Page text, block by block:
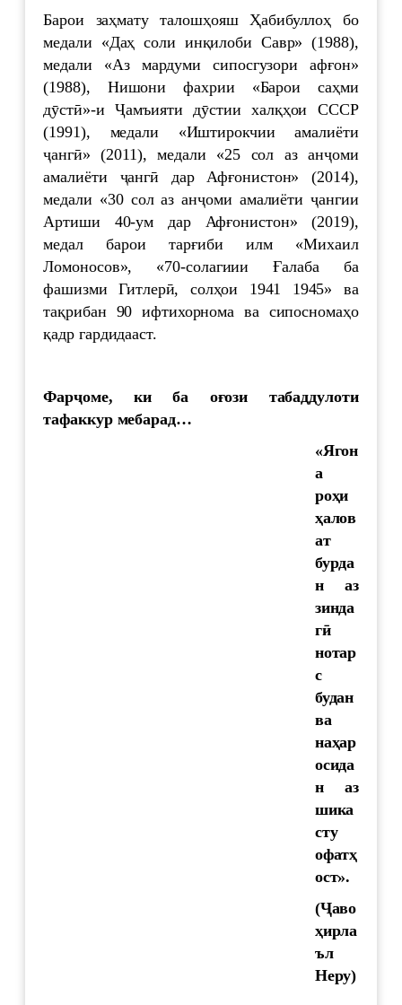
Барои заҳмату талошҳояш Ҳабибуллоҳ бо
медали «Даҳ соли инқилоби Савр» (1988),
медали «Аз мардуми сипосгузори афғон»
(1988), Нишони фахрии «Барои саҳми
дӯстӣ»-и Ҷамъияти дӯстии халқҳои СССР
(1991), медали «Иштирокчии амалиёти
ҷангӣ» (2011), медали «25 сол аз анҷоми
амалиёти ҷангӣ дар Афғонистон» (2014),
медали «30 сол аз анҷоми амалиёти ҷангии
Артиши 40-ум дар Афғонистон» (2019),
медал барои тарғиби илм «Михаил
Ломоносов», «70-солагиии Ғалаба ба
фашизми Гитлерӣ, солҳои 1941 1945» ва
тақрибан 90 ифтихорнома ва сипосномаҳо
қадр гардидааст.
Фарҷоме, ки ба оғози табаддулоти
тафаккур мебарад…
«Ягон
а
роҳи
ҳалов
ат
бурда
н аз
зинда
гӣ
нотар
с
будан
ва
наҳар
осида
н аз
шика
сту
офатҳ
ост».
(Ҷаво
ҳирла
ъл
Неру)